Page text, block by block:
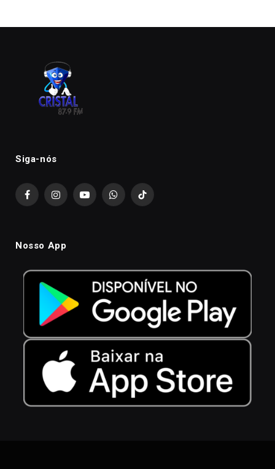
Siga-nós
FacebookInstagramYouTubeWhatsAppTikTok
Nosso App